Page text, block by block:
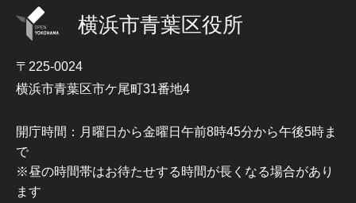
横浜市青葉区役所
〒225-0024
横浜市青葉区市ケ尾町31番地4
開庁時間：月曜日から金曜日午前8時45分から午後5時ま
で
※昼の時間帯はお待たせする時間が長くなる場合があり
ます